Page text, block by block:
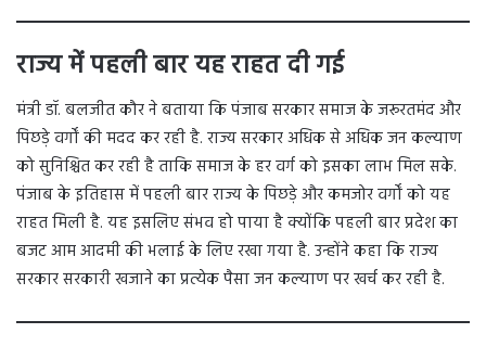
राज्य में पहली बार यह राहत दी गई
मंत्री डॉ. बलजीत कौर ने बताया कि पंजाब सरकार समाज के जरूरतमंद और
पिछड़े वर्गों की मदद कर रही है. राज्य सरकार अधिक से अधिक जन कल्याण
को सुनिश्चित कर रही है ताकि समाज के हर वर्ग को इसका लाभ मिल सके.
पंजाब के इतिहास में पहली बार राज्य के पिछड़े और कमजोर वर्गों को यह
राहत मिली है. यह इसलिए संभव हो पाया है क्योंकि पहली बार प्रदेश का
बजट आम आदमी की भलाई के लिए रखा गया है. उन्होंने कहा कि राज्य
सरकार सरकारी खजाने का प्रत्येक पैसा जन कल्याण पर खर्च कर रही है.